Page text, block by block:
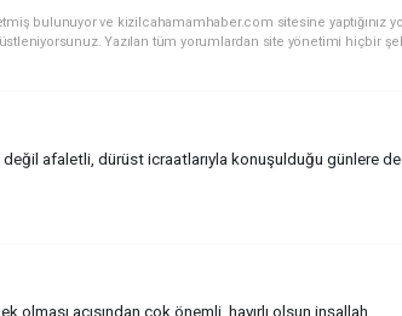
bulunuyor ve kizilcahamamhaber.com sitesine yaptığınız
üstleniyorsunuz. Yazılan tüm yorumlardan site yönetimi hiçbir
afaletli, dürüst icraatlarıyla konuşulduğu günlere
olması açısından çok önemli, hayırlı olsun inşallah.